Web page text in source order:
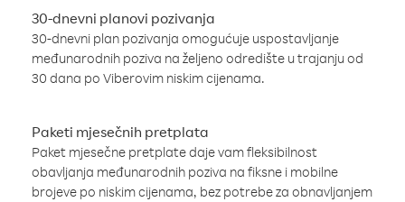
30-dnevni planovi pozivanja
30-dnevni plan pozivanja omogućuje uspostavljanje
međunarodnih poziva na željeno odredište u trajanju od
30 dana po Viberovim niskim cijenama.
Paketi mjesečnih pretplata
Paket mjesečne pretplate daje vam fleksibilnost
obavljanja međunarodnih poziva na fiksne i mobilne
brojeve po niskim cijenama, bez potrebe za obnavljanjem